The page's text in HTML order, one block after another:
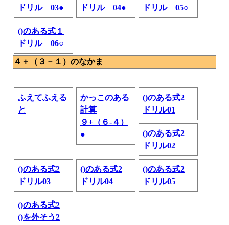
ドリル 03●
ドリル 04●
ドリル 05○
()のある式１
ドリル 06○
４＋（３－１）のなかま
ふえてふえる
と
かっこのある
計算
９+（６-４）
●
()のある式2
ドリル01
()のある式2
ドリル02
()のある式2
ドリル03
()のある式2
ドリル04
()のある式2
ドリル05
()のある式2
()を外そう2